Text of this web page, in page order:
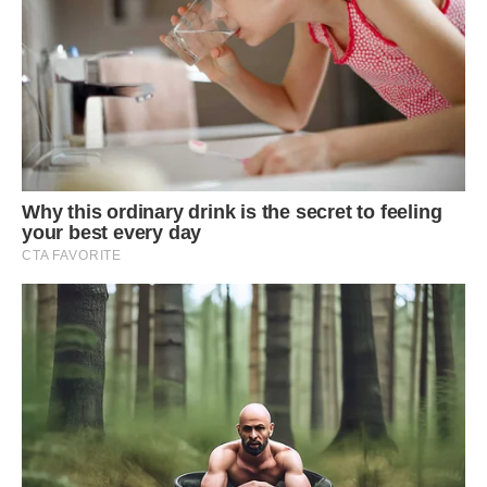
— Що ти таке верзеш? Це мій дім так само, як і твій. Куди
я піду?
— До Галини. Ви ж так добре ладнаєте. От і йди туди, де
тебе так розуміють. А цей дім залишиться мені й дітям.
Він почав сміятися. Це був неприємний, сухий сміх.
— Ти справді думаєш, що зможеш мене вигнати? Оксано,
спустися на землю. Ти без мене нічого не варта. Ти навіть
за комуналку не заплатиш сама.